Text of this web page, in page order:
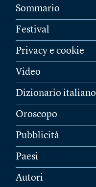
Sommario
Festival
Privacy e cookie
Video
Dizionario italiano
Oroscopo
Pubblicità
Paesi
Autori